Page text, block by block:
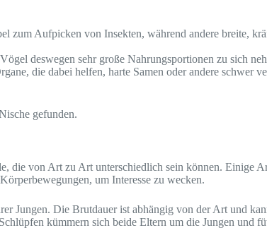
zum Aufpicken von Insekten, während andere breite,
deswegen sehr große Nahrungsportionen zu sich
die dabei helfen, harte Samen oder andere schwer
gefunden.
die von Art zu Art unterschiedlich sein können. Einige
um Interesse zu wecken.
Jungen. Die Brutdauer ist abhängig von der Art und
kümmern sich beide Eltern um die Jungen und